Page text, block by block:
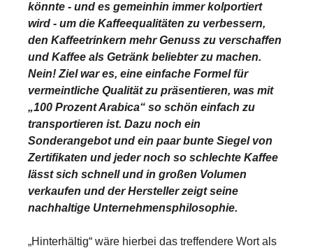
könnte - und es gemeinhin immer kolportiert
wird - um die Kaffeequalitäten zu verbessern,
den Kaffeetrinkern mehr Genuss zu verschaffen
und Kaffee als Getränk beliebter zu machen.
Nein! Ziel war es, eine einfache Formel für
vermeintliche Qualität zu präsentieren, was mit
„100 Prozent Arabica“ so schön einfach zu
transportieren ist. Dazu noch ein
Sonderangebot und ein paar bunte Siegel von
Zertifikaten und jeder noch so schlechte Kaffee
lässt sich schnell und in großen Volumen
verkaufen und der Hersteller zeigt seine
nachhaltige Unternehmensphilosophie.
„Hinterhältig“ wäre hierbei das treffendere Wort als